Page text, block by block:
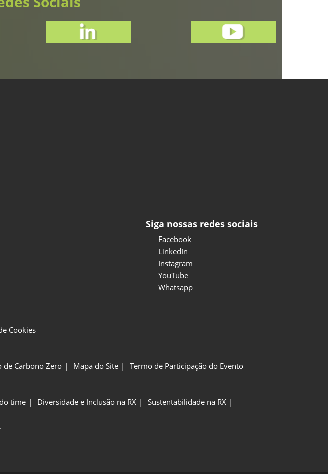
Siga nossas redes sociais
Facebook
LinkedIn
Instagram
YouTube
Whatsapp
Cookies
de Carbono Zero Mapa do Site Termo de Participação do Evento
time Diversidade e Inclusão na RX
Sustentabilidade na RX